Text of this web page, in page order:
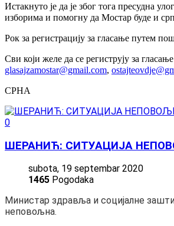
Истакнуто је да је због тога пресудна
изборима и помогну да Мостар буде и
Рок за регистрацију за гласање путем
Сви који желе да се региструју за
glasajzamostar@gmail.com,
СРНА
0
ШЕРАНИЋ: СИТУАЦИЈА
subota, 19 septembar 2020
1465 Pogodaka
Министар здравља и социјалне
неповољна.